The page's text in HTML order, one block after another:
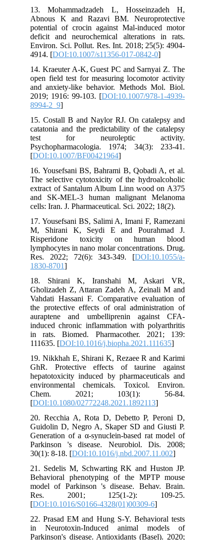
13. Mohammadzadeh L, Hosseinzadeh H,
Abnous K and Razavi BM. Neuroprotective
potential of crocin against Mal-induced motor
deficit and neurochemical alterations in rats.
Environ. Sci. Pollut. Res. Int. 2018; 25(5): 4904-
4914. [DOI:10.1007/s11356-017-0842-0
14. Kraeuter A-K, Guest PC and Sarnyai Z. The
open field test for measuring locomotor activity
and anxiety-like behavior. Methods Mol. Biol.
2019; 1916: 99-103. [DOI:10.1007/978-1-4939-
8994-2_9
15. Costall B and Naylor RJ. On catalepsy and
catatonia and the predictability of the catalepsy
test for neuroleptic activity.
Psychopharmacologia. 1974; 34(3): 233-41.
[DOI:10.1007/BF00421964
16. Yousefsani BS, Bahrami B, Qobadi A, et al.
The selective cytotoxicity of the hydroalcoholic
extract of Santalum Album Linn wood on A375
and SK-MEL-3 human malignant Melanoma
cells: Iran. J. Pharmaceutical. Sci. 2022; 18(2).
17. Yousefsani BS, Salimi A, Imani F, Ramezani
M, Shirani K, Seydi E and Pourahmad J.
Risperidone toxicity on human blood
lymphocytes in nano molar concentrations. Drug.
Res. 2022; 72(6): 343-349. [DOI:10.1055/a-
1830-8701
18. Shirani K, Iranshahi M, Askari VR,
Gholizadeh Z, Attaran Zadeh A, Zeinali M and
Vahdati Hassani F. Comparative evaluation of
the protective effects of oral administration of
auraptene and umbelliprenin against CFA-
induced chronic inflammation with polyarthritis
in rats. Biomed. Pharmacother. 2021; 139:
111635. [DOI:10.1016/j.biopha.2021.111635
19. Nikkhah E, Shirani K, Rezaee R and Karimi
GhR. Protective effects of taurine against
hepatotoxicity induced by pharmaceuticals and
environmental chemicals. Toxicol. Environ.
Chem. 2021; 103(1): 56-84.
[DOI:10.1080/02772248.2021.1892113
20. Recchia A, Rota D, Debetto P, Peroni D,
Guidolin D, Negro A, Skaper SD and Giusti P.
Generation of a α-synuclein-based rat model of
Parkinson 's disease. Neurobiol. Dis. 2008;
30(1): 8-18. [DOI:10.1016/j.nbd.2007.11.002
21. Sedelis M, Schwarting RK and Huston JP.
Behavioral phenotyping of the MPTP mouse
model of Parkinson 's disease. Behav. Brain.
Res. 2001; 125(1-2): 109-25.
[DOI:10.1016/S0166-4328(01)00309-6
22. Prasad EM and Hung S-Y. Behavioral tests
in Neurotoxin-Induced animal models of
Parkinson's disease. Antioxidants (Basel). 2020;